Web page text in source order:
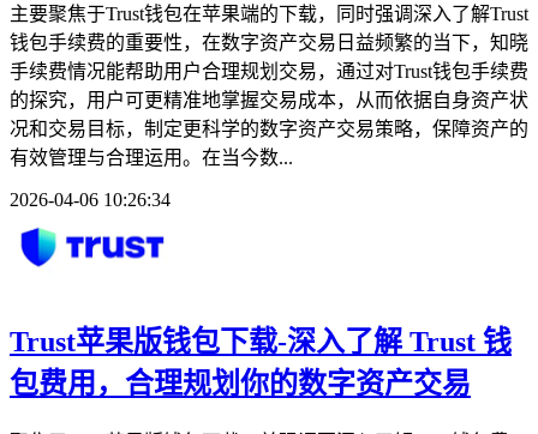
主要聚焦于Trust钱包在苹果端的下载，同时强调深入了解Trust
钱包手续费的重要性，在数字资产交易日益频繁的当下，知晓
手续费情况能帮助用户合理规划交易，通过对Trust钱包手续费
的探究，用户可更精准地掌握交易成本，从而依据自身资产状
况和交易目标，制定更科学的数字资产交易策略，保障资产的
有效管理与合理运用。在当今数...
2026-04-06 10:26:34
Trust苹果版钱包下载-深入了解 Trust 钱
包费用，合理规划你的数字资产交易